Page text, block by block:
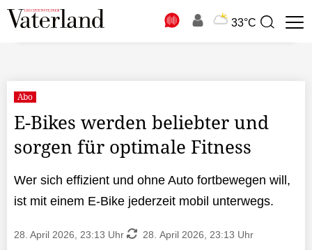
33°C
Suchbegriff
Abo
E-Bikes werden beliebter und
sorgen für optimale Fitness
Wer sich effizient und ohne Auto fortbewegen will,
ist mit einem E-Bike jederzeit mobil unterwegs.
28. April 2026, 23:13 Uhr 28. April 2026, 23:13 Uhr